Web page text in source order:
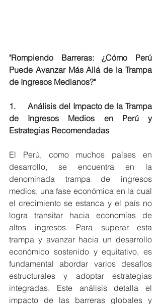
"Rompiendo Barreras: ¿Cómo Perú
Puede Avanzar Más Allá de la Trampa
de Ingresos Medianos?"
1.     Análisis del Impacto de la Trampa
de Ingresos Medios en Perú y
Estrategias Recomendadas
El Perú, como muchos países en
desarrollo, se encuentra en la
denominada trampa de ingresos
medios, una fase económica en la cual
el crecimiento se estanca y el país no
logra transitar hacia economías de
altos ingresos. Para superar esta
trampa y avanzar hacia un desarrollo
económico sostenido y equitativo, es
fundamental abordar varios desafíos
estructurales y adoptar estrategias
integradas. Este análisis detalla el
impacto de las barreras globales y